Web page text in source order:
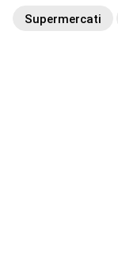
Supermercati